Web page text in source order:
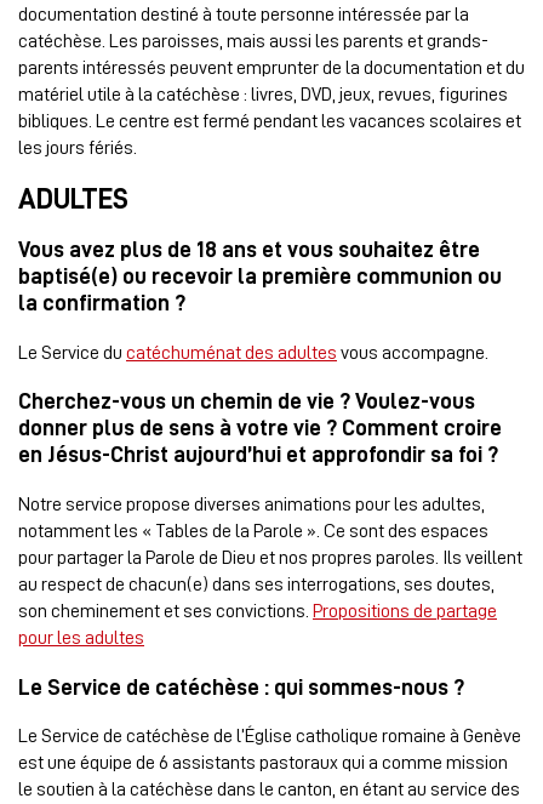
documentation destiné à toute personne intéressée par la
catéchèse. Les paroisses, mais aussi les parents et grands-
parents intéressés peuvent emprunter de la documentation et du
matériel utile à la catéchèse : livres, DVD, jeux, revues, figurines
bibliques. Le centre est fermé pendant les vacances scolaires et
les jours fériés.
ADULTES
Vous avez plus de 18 ans et vous souhaitez être
baptisé(e) ou recevoir la première communion ou
la confirmation ?
Le Service du catéchuménat des adultes vous accompagne.
Cherchez-vous un chemin de vie ? Voulez-vous
donner plus de sens à votre vie ? Comment croire
en Jésus-Christ aujourd’hui et approfondir sa foi ?
Notre service propose diverses animations pour les adultes,
notamment les « Tables de la Parole ». Ce sont des espaces
pour partager la Parole de Dieu et nos propres paroles. Ils veillent
au respect de chacun(e) dans ses interrogations, ses doutes,
son cheminement et ses convictions. Propositions de partage
pour les adultes
Le Service de catéchèse : qui sommes-nous ?
Le Service de catéchèse de l’Église catholique romaine à Genève
est une équipe de 6 assistants pastoraux qui a comme mission
le soutien à la catéchèse dans le canton, en étant au service des